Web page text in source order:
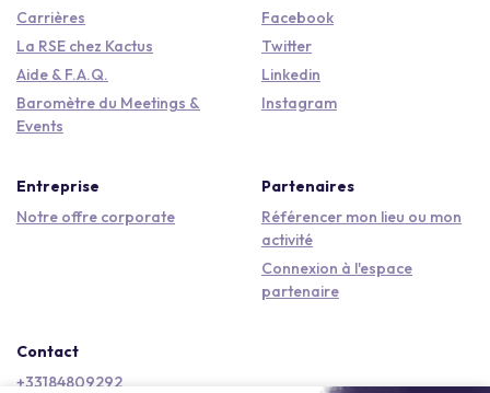
Carrières
La RSE chez Kactus
Aide & F.A.Q.
Baromètre du Meetings &
Events
Facebook
Twitter
Linkedin
Instagram
Entreprise
Notre offre corporate
Partenaires
Référencer mon lieu ou mon
activité
Connexion à l'espace
partenaire
Contact
+33184809292